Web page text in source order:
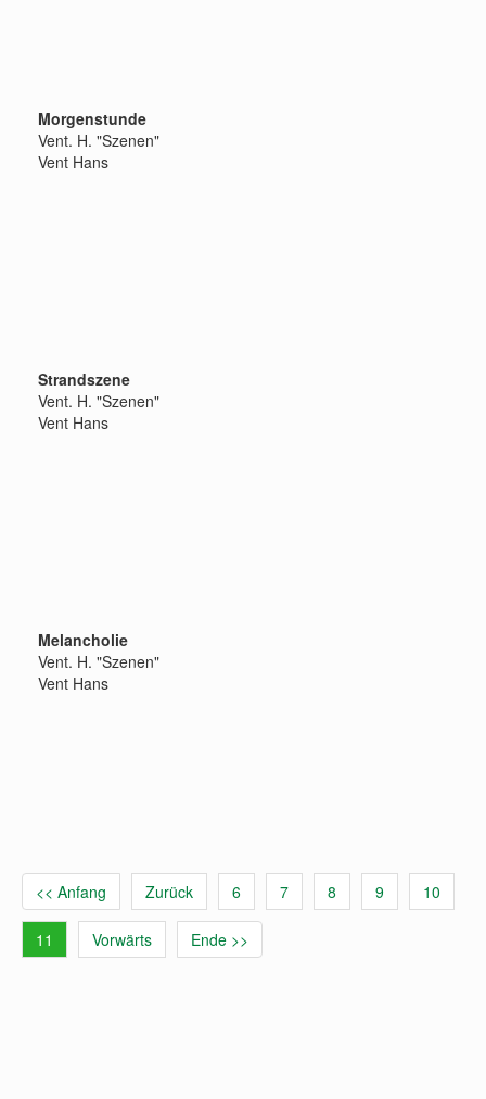
Morgenstunde
Vent. H. "Szenen"
Vent Hans
Strandszene
Vent. H. "Szenen"
Vent Hans
Melancholie
Vent. H. "Szenen"
Vent Hans
<< Anfang Zurück 6 7 8 9 10
11 Vorwärts Ende >>